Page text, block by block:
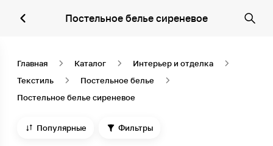
Постельное белье сиреневое
Главная Каталог
Интерьер и отделка
Текстиль
Постельное белье
Постельное белье сиреневое
Популярные Фильтры